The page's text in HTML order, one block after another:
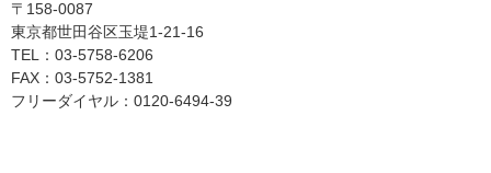
〒158-0087
東京都世田谷区玉堤1-21-16
TEL：03-5758-6206
FAX：03-5752-1381
フリーダイヤル：0120-6494-39